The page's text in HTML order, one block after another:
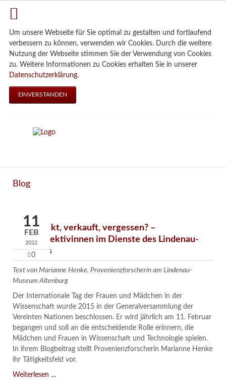
Um unsere Webseite für Sie optimal zu gestalten und fortlaufend
verbessern zu können, verwenden wir Cookies. Durch die weitere
Nutzung der Webseite stimmen Sie der Verwendung von Cookies
zu. Weitere Informationen zu Cookies erhalten Sie in unserer
Datenschutzerklärung.
EINVERSTANDEN
Blog
11
FEB
2022
0
Verschenkt, verkauft, vergessen? –
Kunstdetektivinnen im Dienste des Lindenau-
Museums
Text von Marianne Henke, Provenienzforscherin am Lindenau-
Museum Altenburg
Der Internationale Tag der Frauen und Mädchen in der
Wissenschaft wurde 2015 in der Generalversammlung der
Vereinten Nationen beschlossen. Er wird jährlich am 11. Februar
begangen und soll an die entscheidende Rolle erinnern, die
Mädchen und Frauen in Wissenschaft und Technologie spielen.
In ihrem Blogbeitrag stellt Provenienzforscherin Marianne Henke
ihr Tätigkeitsfeld vor.
Weiterlesen …